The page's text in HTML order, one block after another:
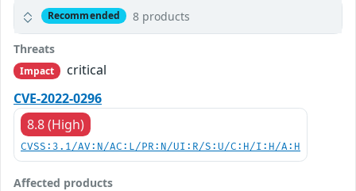
Recommended 8 products
Threats
Impact
critical
CVE-2022-0296
8.8 (High)
CVSS:3.1/AV:N/AC:L/PR:N/UI:R/S:U/C:H/I:H/A:H
Affected products